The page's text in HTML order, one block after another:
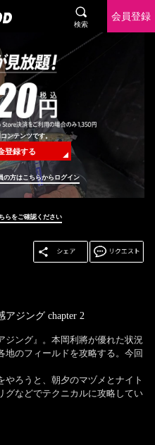
検索
会員登録
ンテンツです。
登録する
の方はこちらからログイン
らをご確認ください
アジング chapter 2
ジング』。本岡利將が優れた状況
地のフィールドを攻略する。今回
ろうと、朝夕のマヅメとナイト
グなどでテクニカルに攻略してい